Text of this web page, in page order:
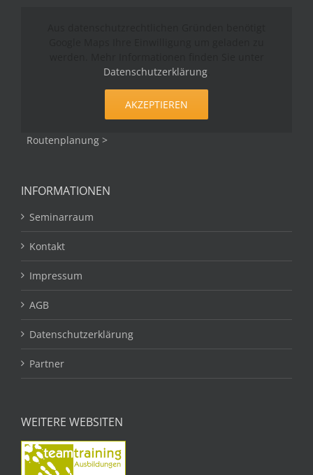
Datenschutzerklärung.
AKZEPTIEREN
Routenplanung >
INFORMATIONEN
Seminarraum
Kontakt
Impressum
AGB
Datenschutzerklärung
Partner
WEITERE WEBSITEN